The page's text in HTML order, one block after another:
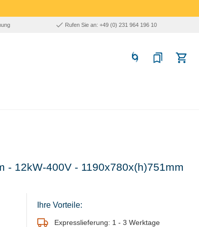
Rufen Sie an: +49 (0) 231 964 196 10
- 12kW-400V - 1190x780x(h)751mm
Ihre Vorteile:
Expresslieferung: 1 - 3 Werktage